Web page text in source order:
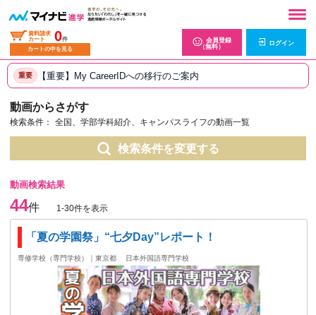
資料請求
カート
0件
カートの中を見る
会員登録
（無料）
ログイン
重要 【重要】My CareerIDへの移行のご案内
動画からさがす
検索条件： 全国、学部学科紹介、キャンパスライフの動画一覧
検索条件を変更する
動画検索結果
44件 1-30件を表示
「夏の学園祭」“七夕Day”レポート！
専修学校（専門学校）｜東京都 日本外国語専門学校